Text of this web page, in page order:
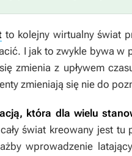
to kolejny wirtualny świat
I jak to zwykle bywa
zmienia z upływem
zmieniają się nie do
która dla wielu
świat kreowany jest
wprowadzenie